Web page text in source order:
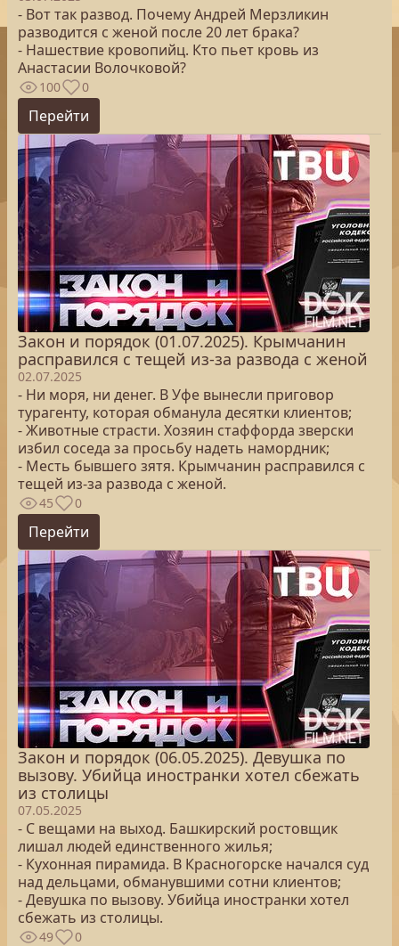
- Вот так развод. Почему Андрей Мерзликин
разводится с женой после 20 лет брака?
- Нашествие кровопийц. Кто пьет кровь из
Анастасии Волочковой?
100 0
Перейти
Закон и порядок (01.07.2025). Крымчанин
расправился с тещей из-за развода с женой
02.07.2025
- Ни моря, ни денег. В Уфе вынесли приговор
турагенту, которая обманула десятки клиентов;
- Животные страсти. Хозяин стаффорда зверски
избил соседа за просьбу надеть намордник;
- Месть бывшего зятя. Крымчанин расправился с
тещей из-за развода с женой.
45 0
Перейти
Закон и порядок (06.05.2025). Девушка по
вызову. Убийца иностранки хотел сбежать
из столицы
07.05.2025
- С вещами на выход. Башкирский ростовщик
лишал людей единственного жилья;
- Кухонная пирамида. В Красногорске начался суд
над дельцами, обманувшими сотни клиентов;
- Девушка по вызову. Убийца иностранки хотел
сбежать из столицы.
49 0